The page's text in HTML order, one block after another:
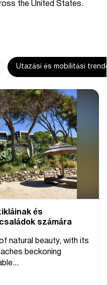
the United States.
Utazási és mobilitási
és
számára
natural beauty, with its
beckoning